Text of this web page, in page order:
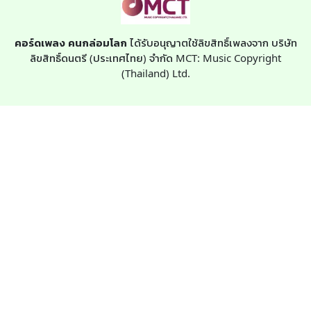
คอร์ดเพลง คนกล่อมโลก ได้รับอนุญาตใช้ลิขสิทธิ์เพลงจาก บริษัท
ลิขสิทธิ์ดนตรี (ประเทศไทย) จำกัด MCT: Music Copyright
(Thailand) Ltd.